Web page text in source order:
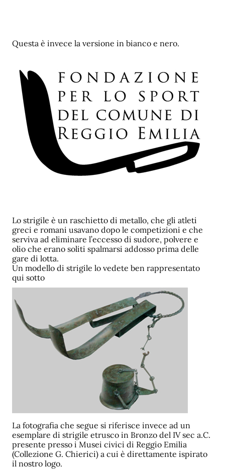
Questa è invece la versione in bianco e nero.
Lo strigile è un raschietto di metallo, che gli atleti
greci e romani usavano dopo le competizioni e che
serviva ad eliminare l’eccesso di sudore, polvere e
olio che erano soliti spalmarsi addosso prima delle
gare di lotta.
Un modello di strigile lo vedete ben rappresentato
qui sotto
La fotografia che segue si riferisce invece ad un
esemplare di strigile etrusco in Bronzo del IV sec a.C.
presente presso i Musei civici di Reggio Emilia
(Collezione G. Chierici) a cui è direttamente ispirato
il nostro logo.